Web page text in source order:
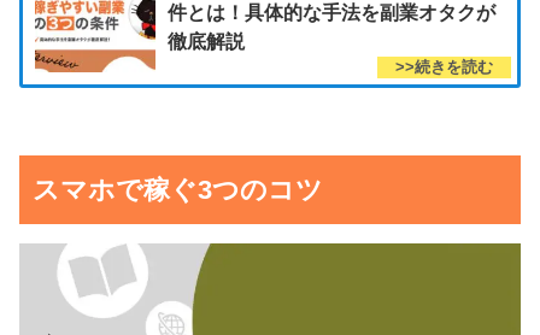
件とは！具体的な手法を副業オタクが
徹底解説
スマホで稼ぐ3つのコツ